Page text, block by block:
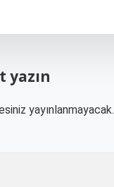
yazın
yayınlanmayacak.